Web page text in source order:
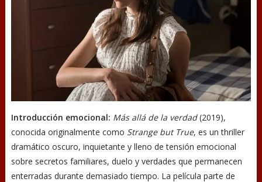
Introducción emocional: Más allá de la verdad(2019),
conocida originalmente como Strange but True, es un thriller
dramático oscuro, inquietante y lleno de tensión emocional
sobre secretos familiares, duelo y verdades que permanecen
enterradas durante demasiado tiempo. La película parte de